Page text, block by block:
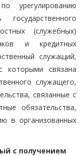
урегулированию
(служебных)
и кредитных
служащий,
которыми связана
служащего,
связанные с
обязательства,
в организованных
с получением